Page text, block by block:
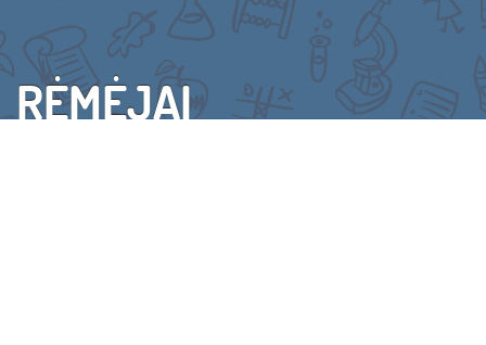
RĖMĖJAI